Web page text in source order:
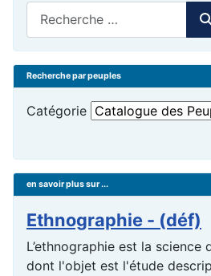
Recherche par peuples
Catégorie
en savoir plus sur ...
Ethnographie - (déf)
L’ethnographie est la science
dont l'objet est l'étude